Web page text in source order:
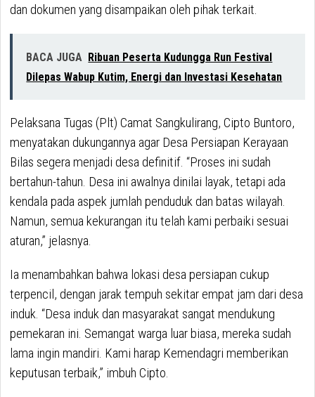
dan dokumen yang disampaikan oleh pihak terkait.
BACA JUGA Ribuan Peserta Kudungga Run Festival
Dilepas Wabup Kutim, Energi dan Investasi Kesehatan
Pelaksana Tugas (Plt) Camat Sangkulirang, Cipto Buntoro,
menyatakan dukungannya agar Desa Persiapan Kerayaan
Bilas segera menjadi desa definitif. “Proses ini sudah
bertahun-tahun. Desa ini awalnya dinilai layak, tetapi ada
kendala pada aspek jumlah penduduk dan batas wilayah.
Namun, semua kekurangan itu telah kami perbaiki sesuai
aturan,” jelasnya.
Ia menambahkan bahwa lokasi desa persiapan cukup
terpencil, dengan jarak tempuh sekitar empat jam dari desa
induk. “Desa induk dan masyarakat sangat mendukung
pemekaran ini. Semangat warga luar biasa, mereka sudah
lama ingin mandiri. Kami harap Kemendagri memberikan
keputusan terbaik,” imbuh Cipto.